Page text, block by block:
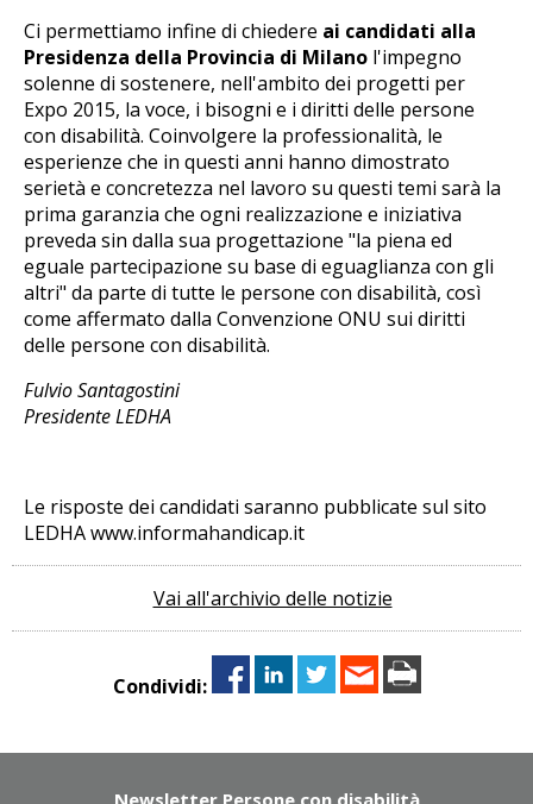
Ci permettiamo infine di chiedere ai candidati alla
Presidenza della Provincia di Milano l'impegno
solenne di sostenere, nell'ambito dei progetti per
Expo 2015, la voce, i bisogni e i diritti delle persone
con disabilità. Coinvolgere la professionalità, le
esperienze che in questi anni hanno dimostrato
serietà e concretezza nel lavoro su questi temi sarà la
prima garanzia che ogni realizzazione e iniziativa
preveda sin dalla sua progettazione "la piena ed
eguale partecipazione su base di eguaglianza con gli
altri" da parte di tutte le persone con disabilità, così
come affermato dalla Convenzione ONU sui diritti
delle persone con disabilità.
Fulvio Santagostini
Presidente LEDHA
Le risposte dei candidati saranno pubblicate sul sito
LEDHA www.informahandicap.it
Vai all'archivio delle notizie
Condividi:
Newsletter Persone con disabilità